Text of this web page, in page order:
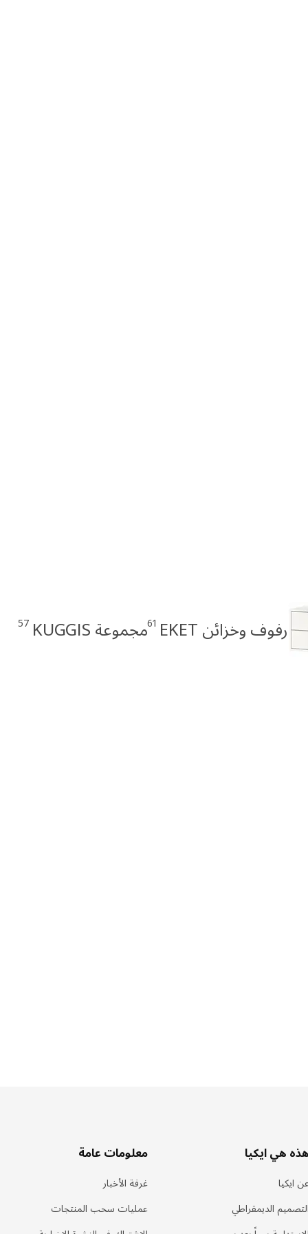
رفوف وخزائن EKET 61مجموعة KUGGIS 57
هذه هي ايكيا
ايكيا
التصميم الديمقراطي
معلومات عامة
غرفة الأخبار
عمليات سحب المنتجات